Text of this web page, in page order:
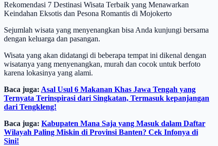
Rekomendasi 7 Destinasi Wisata Terbaik yang Menawarkan
Keindahan Eksotis dan Pesona Romantis di Mojokerto
Sejumlah wisata yang menyenangkan bisa Anda kunjungi bersama
dengan keluarga dan pasangan.
Wisata yang akan didatangi di beberapa tempat ini dikenal dengan
wisatanya yang menyenangkan, murah dan cocok untuk berfoto
karena lokasinya yang alami.
Baca juga: Asal Usul 6 Makanan Khas Jawa Tengah yang
Ternyata Terinspirasi dari Singkatan, Termasuk kepanjangan
dari Tengkleng!
Baca juga: Kabupaten Mana Saja yang Masuk dalam Daftar
Wilayah Paling Miskin di Provinsi Banten? Cek Infonya di
Sini!